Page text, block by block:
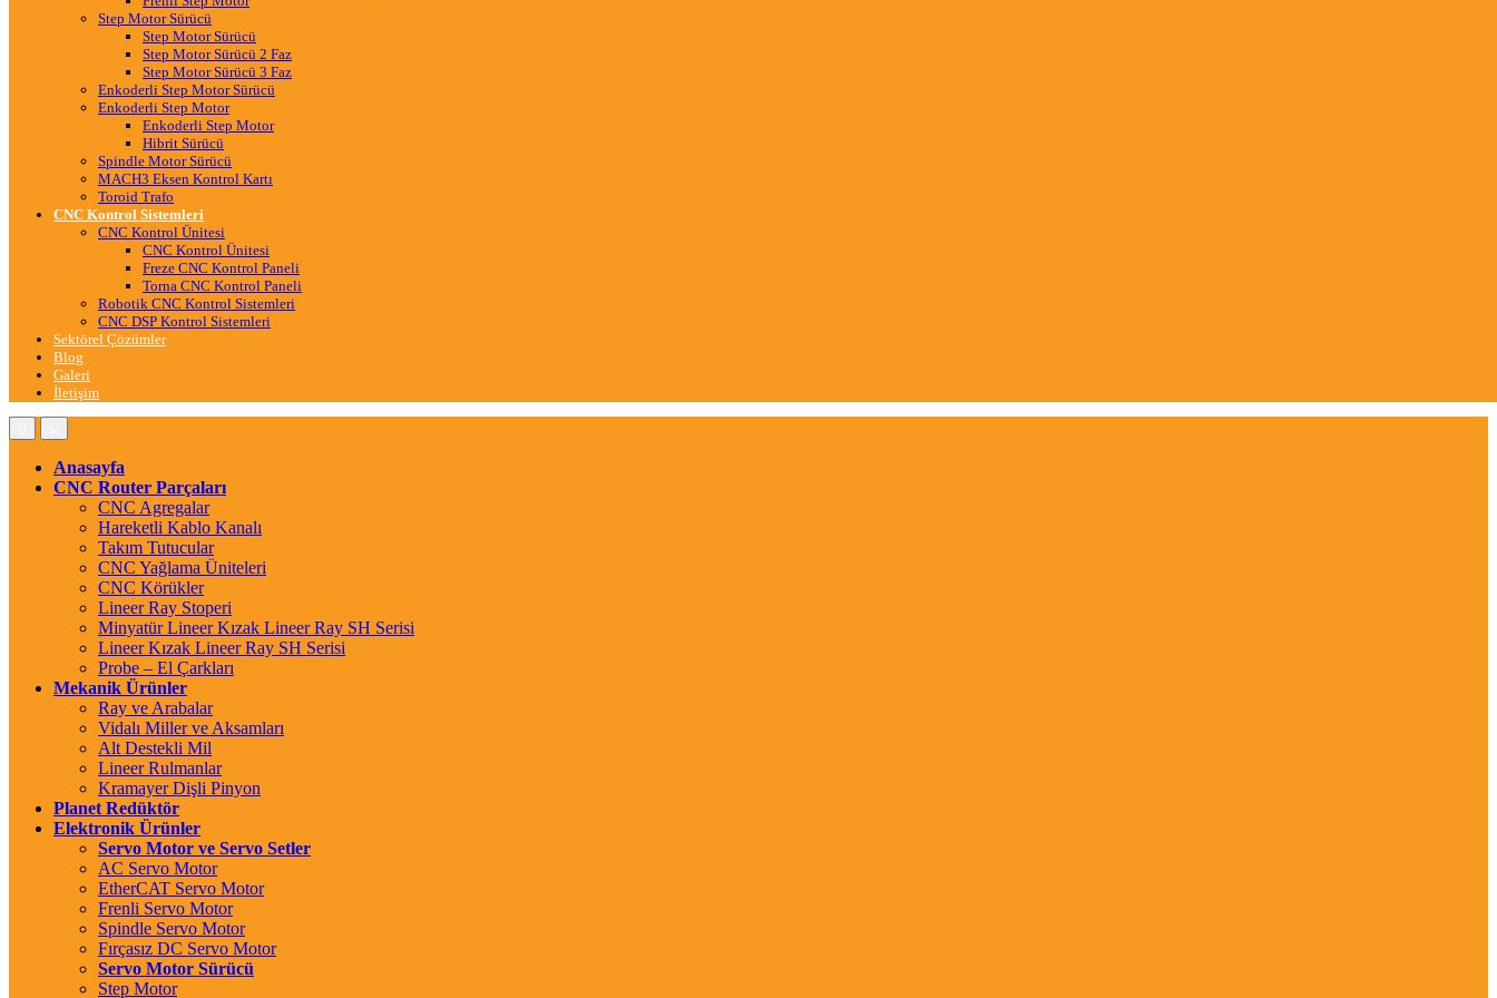
Step Motor Sürücü
Step Motor Sürücü
Step Motor Sürücü 2 Faz
Step Motor Sürücü 3 Faz
Enkoderli Step Motor Sürücü
Enkoderli Step Motor
Enkoderli Step Motor
Hibrit Sürücü
Spindle Motor Sürücü
MACH3 Eksen Kontrol Kartı
Toroid Trafo
CNC Kontrol Sistemleri
CNC Kontrol Ünitesi
CNC Kontrol Ünitesi
Freze CNC Kontrol Paneli
Torna CNC Kontrol Paneli
Robotik CNC Kontrol Sistemleri
CNC DSP Kontrol Sistemleri
Sektörel Çözümler
Blog
Galeri
İletişim
Anasayfa
CNC Router Parçaları
CNC Agregalar
Hareketli Kablo Kanalı
Takım Tutucular
CNC Yağlama Üniteleri
CNC Körükler
Lineer Ray Stoperi
Minyatür Lineer Kızak Lineer Ray SH Serisi
Lineer Kızak Lineer Ray SH Serisi
Probe – El Çarkları
Mekanik Ürünler
Ray ve Arabalar
Vidalı Miller ve Aksamları
Alt Destekli Mil
Lineer Rulmanlar
Kramayer Dişli Pinyon
Planet Redüktör
Elektronik Ürünler
Servo Motor ve Servo Setler
AC Servo Motor
EtherCAT Servo Motor
Frenli Servo Motor
Spindle Servo Motor
Fırçasız DC Servo Motor
Servo Motor Sürücü
Step Motor